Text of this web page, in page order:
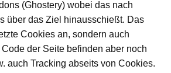
(Ghostery) wobei das nach
über das Ziel hinausschießt. Das
Cookies an, sondern auch
der Seite befinden aber noch
auch Tracking abseits von Cookies.